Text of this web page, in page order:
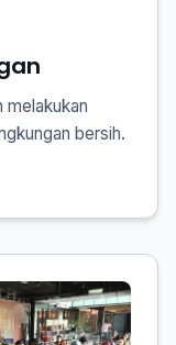
melakukan
bersih.